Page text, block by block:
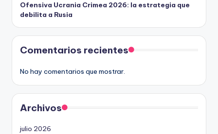
Ofensiva Ucrania Crimea 2026: la estrategia que
debilita a Rusia
Comentarios recientes
No hay comentarios que mostrar.
Archivos
julio 2026